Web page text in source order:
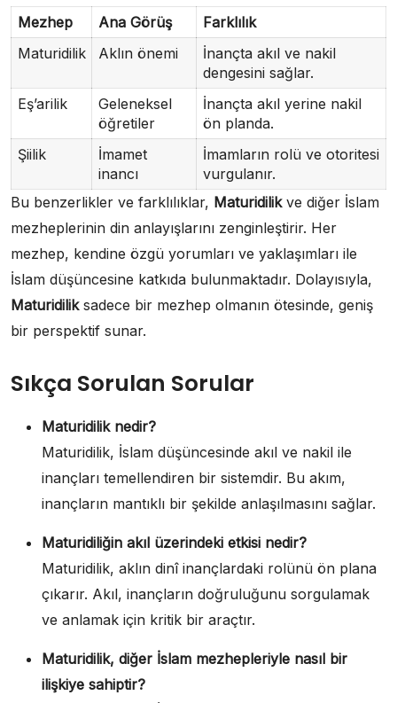
Mezhep Ana Görüş
Farklılık
Maturidilik
Aklın önemi
İnançta akıl ve nakil
dengesini sağlar.
Eş’arilik
Geleneksel
öğretiler
İnançta akıl yerine nakil
ön planda.
Şiilik
İmamet
inancı
İmamların rolü ve otoritesi
vurgulanır.
Bu benzerlikler ve farklılıklar, Maturidilikve diğer İslam
mezheplerinin din anlayışlarını zenginleştirir. Her
mezhep, kendine özgü yorumları ve yaklaşımları ile
İslam düşüncesine katkıda bulunmaktadır. Dolayısıyla,
Maturidiliksadece bir mezhep olmanın ötesinde, geniş
bir perspektif sunar.
Sıkça Sorulan Sorular
Maturidilik nedir?
Maturidilik, İslam düşüncesinde akıl ve nakil ile
inançları temellendiren bir sistemdir. Bu akım,
inançların mantıklı bir şekilde anlaşılmasını sağlar.
Maturidiliğin akıl üzerindeki etkisi nedir?
Maturidilik, aklın dinî inançlardaki rolünü ön plana
çıkarır. Akıl, inançların doğruluğunu sorgulamak
ve anlamak için kritik bir araçtır.
Maturidilik, diğer İslam mezhepleriyle nasıl bir
ilişkiye sahiptir?